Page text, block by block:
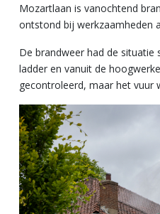
Mozartlaan is vanochtend
ontstond bij werkzaamheden
De brandweer had de situatie
ladder en vanuit de
gecontroleerd, maar het vuur